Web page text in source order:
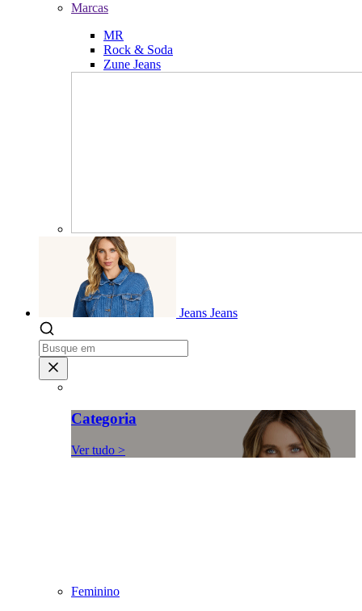
Marcas
MR
Rock & Soda
Zune Jeans
Jeans Jeans
Categoria
Ver tudo >
Feminino